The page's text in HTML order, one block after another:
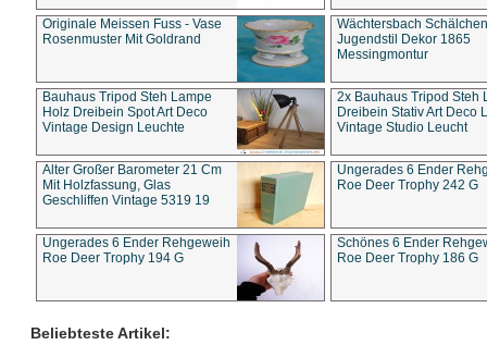
Originale Meissen Fuss - Vase
Rosenmuster Mit Goldrand
Wächtersbach Schälchen
Jugendstil Dekor 1865
Messingmontur
Bauhaus Tripod Steh Lampe
Holz Dreibein Spot Art Deco
Vintage Design Leuchte
2x Bauhaus Tripod Steh
Dreibein Stativ Art Deco
Vintage Studio Leucht
Alter Großer Barometer 21 Cm
Mit Holzfassung, Glas
Geschliffen Vintage 5319 19
Ungerades 6 Ender
Roe Deer Trophy 242 G
Ungerades 6 Ender Rehgeweih
Roe Deer Trophy 194 G
Schönes 6 Ender
Roe Deer Trophy 186 G
Beliebteste Artikel: